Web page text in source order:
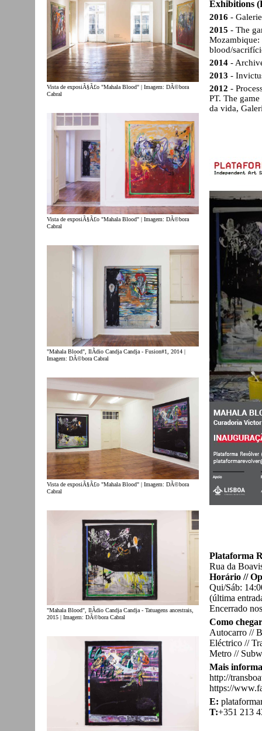
Vista de exposiÃ§Ã£o "Mahala Blood" | Imagem: DÃ©bora
Cabral
Vista de exposiÃ§Ã£o "Mahala Blood" | Imagem: DÃ©bora
Cabral
"Mahala Blood", IlÃ­dio Candja Candja - Fusion#1, 2014 |
Imagem: DÃ©bora Cabral
Vista de exposiÃ§Ã£o "Mahala Blood" | Imagem: DÃ©bora
Cabral
"Mahala Blood", IlÃ­dio Candja Candja - Tatuagens ancestrais,
2015 | Imagem: DÃ©bora Cabral
Exhibitions
2016 -
2015 - The
blood/
2014 -
2013 -
2012 -
PT. The
da vida,
Plataforma
Rua da
Horário //
Qui/Sáb:
(última
Encerrado
Como
Autocarro //
Eléctrico //
Metro //
Mais
http://
https://
E:
T:+351 213